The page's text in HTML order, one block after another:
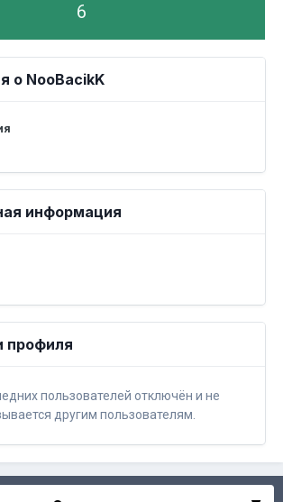
6
о NooBacikK
информация
профиля
пользователей отключён и не
другим пользователям.